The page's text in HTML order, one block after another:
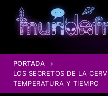
contenido
PORTADA
LOS SECRETOS DE LA
TEMPERATURA Y TIEMPO